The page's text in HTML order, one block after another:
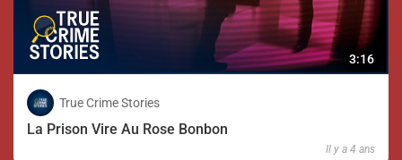
3:16
True Crime Stories
La Prison Vire Au Rose Bonbon
Il y a 4 ans